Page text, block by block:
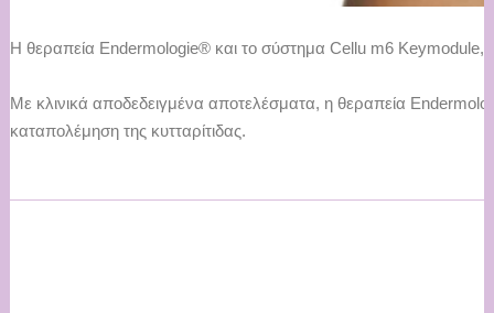
Η θεραπεία Endermologie® και το σύστημα Cellu m6 Keymodule,
Με κλινικά αποδεδειγμένα αποτελέσματα, η θεραπεία
καταπολέμηση της κυτταρίτιδας.